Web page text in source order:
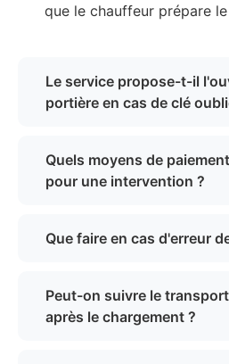
que le chauffeur prépare
Le service propose-t-il
portière en cas de clé
Quels moyens de
pour une intervention ?
Que faire en cas d'erreur
Peut-on suivre le
après le chargement ?